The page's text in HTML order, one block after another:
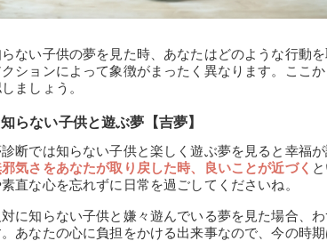
ない子供の夢を見た時、あなたはどのような行動
クションによって象徴がまったく異なります。ここ
ましょう。
知らない子供と遊ぶ夢【吉夢】
断では知らない子供と楽しく遊ぶ夢を見ると幸福
気さをあなたが取り戻した時、良いことが近づく
直な心を忘れずに日常を過ごしてくださいね。
対に知らない子供と嫌々遊んでいる夢を見た場合、
あなたの心に負担をかける出来事なので、今の時